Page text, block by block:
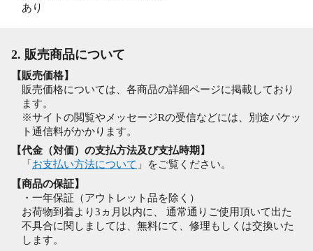
あり
2. 販売商品について
【販売価格】
販売価格については、各商品の詳細ページに掲載しており
ます。
※サイトの閲覧やメッセージRの受信などには、別途パケッ
ト通信料がかかります。
【代金（対価）の支払方法及び支払時期】
「 お支払い方法について 」をご覧ください。
【商品の保証】
・一年保証（アウトレット品を除く）
お荷物到着より3ヵ月以内に、 通常通りご使用頂いて出た
不具合に関しましては、無料にて、修理もしくは交換いた
します。